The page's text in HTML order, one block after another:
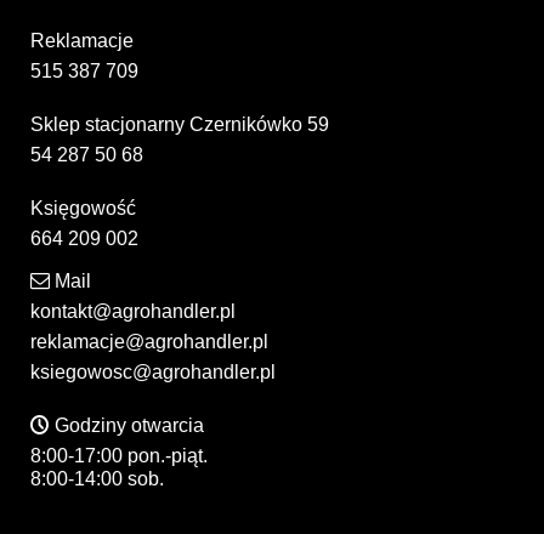
Reklamacje
515 387 709
Sklep stacjonarny Czernikówko 59
54 287 50 68
Księgowość
664 209 002
Mail
kontakt@agrohandler.pl
reklamacje@agrohandler.pl
ksiegowosc@agrohandler.pl
Godziny otwarcia
8:00-17:00 pon.-piąt.
8:00-14:00 sob.